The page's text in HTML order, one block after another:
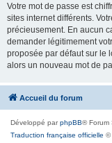
Votre mot de passe est
sites internet différents.
précieusement. En aucun
demander légitimement
proposée par défaut sur le
alors un nouveau mot de
Accueil du forum
Développé parphpBB® Forum
Traduction française officielle ©